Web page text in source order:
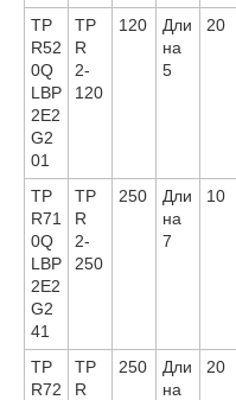
TP
R52
0Q
LBP
2E2
G2
01
TP
R
2-
120
120
Дли
на
5
20
TP
R71
0Q
LBP
2E2
G2
41
TP
R
2-
250
250
Дли
на
7
10
TP
R72
TP
R
250
Дли
на
20